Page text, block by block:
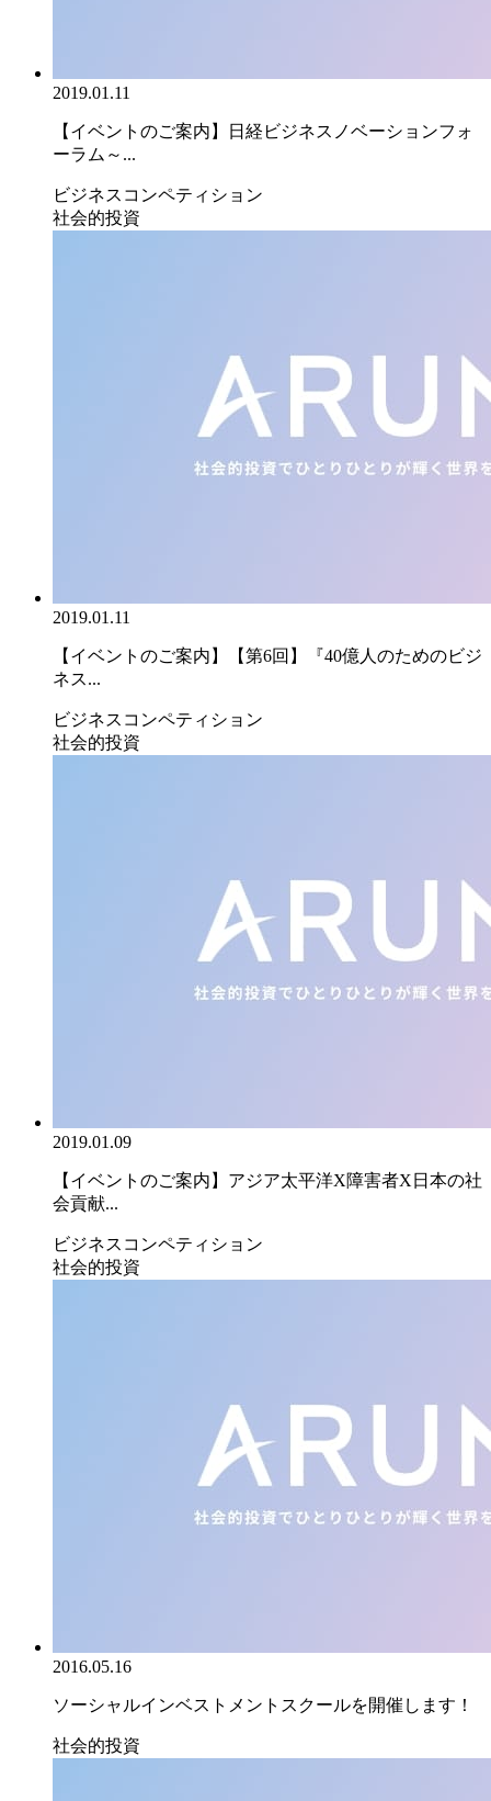
2019.01.11
【イベントのご案内】日経ビジネスノベーションフォ
ーラム～...
ビジネスコンペティション
社会的投資
2019.01.11
【イベントのご案内】【第6回】『40億人のためのビジ
ネス...
ビジネスコンペティション
社会的投資
2019.01.09
【イベントのご案内】アジア太平洋X障害者X日本の社
会貢献...
ビジネスコンペティション
社会的投資
2016.05.16
ソーシャルインベストメントスクールを開催します！
社会的投資